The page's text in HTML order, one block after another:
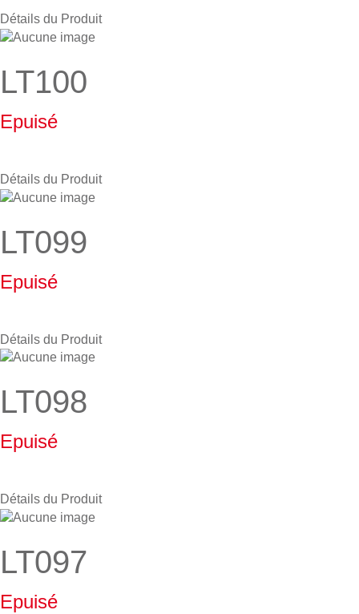
Détails du Produit
LT100
Epuisé
Détails du Produit
LT099
Epuisé
Détails du Produit
LT098
Epuisé
Détails du Produit
LT097
Epuisé